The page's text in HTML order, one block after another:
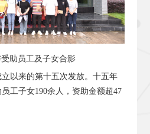
助员工及子女合影
以来的第十五次发放。十五年
工子女190余人，资助金额超47